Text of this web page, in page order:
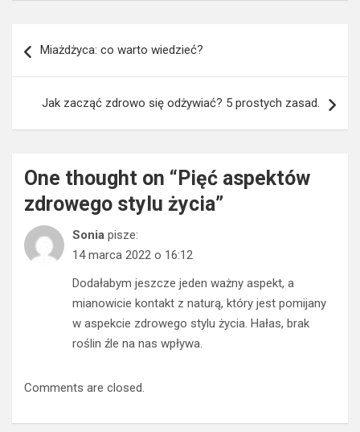
wpisu
Miażdżyca: co warto wiedzieć?
Jak zacząć zdrowo się odżywiać? 5 prostych zasad.
One thought on “ Pięć aspektów
zdrowego stylu życia”
Sonia pisze:
14 marca 2022 o 16:12
Dodałabym jeszcze jeden ważny aspekt, a
mianowicie kontakt z naturą, który jest pomijany
w aspekcie zdrowego stylu życia. Hałas, brak
roślin źle na nas wpływa.
Comments are closed.